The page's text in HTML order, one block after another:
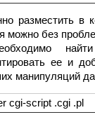
разместить в
можно без
ее и
манипуляций
cgi-script .cgi .pl